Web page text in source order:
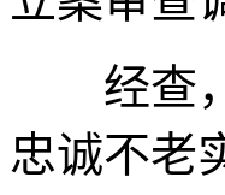
经查，
忠诚不老